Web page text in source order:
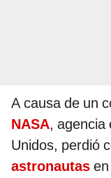
A causa de un
NASA, agencia
Unidos, perdió
astronautas